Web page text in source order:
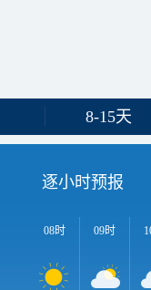
8-15天
逐小时预报
08时 09时